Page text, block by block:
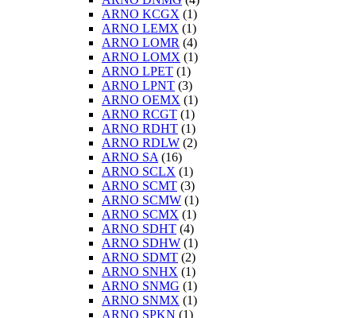
ARNO KCGX (1)
ARNO LEMX (1)
ARNO LOMR (4)
ARNO LOMX (1)
ARNO LPET (1)
ARNO LPNT (3)
ARNO OEMX (1)
ARNO RCGT (1)
ARNO RDHT (1)
ARNO RDLW (2)
ARNO SA (16)
ARNO SCLX (1)
ARNO SCMT (3)
ARNO SCMW (1)
ARNO SCMX (1)
ARNO SDHT (4)
ARNO SDHW (1)
ARNO SDMT (2)
ARNO SNHX (1)
ARNO SNMG (1)
ARNO SNMX (1)
ARNO SPKN (1)